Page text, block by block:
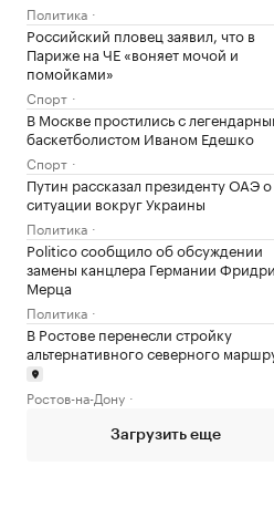
Политика
Российский пловец заявил, что в
Париже на ЧЕ «воняет мочой и
помойками»
Спорт
В Москве простились с
баскетболистом Иваном Едешко
Спорт
Путин рассказал президенту ОАЭ о
ситуации вокруг Украины
Политика
Politico сообщило об обсуждении
замены канцлера Германии
Мерца
Политика
В Ростове перенесли стройку
альтернативного северного
Ростов-на-Дону
Загрузить еще